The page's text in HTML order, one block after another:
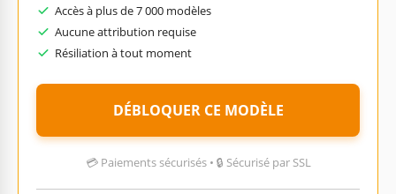
Accès à plus de 7 000 modèles
Aucune attribution requise
Résiliation à tout moment
DÉBLOQUER CE MODÈLE
💳 Paiements sécurisés • 🔒 Sécurisé par SSL